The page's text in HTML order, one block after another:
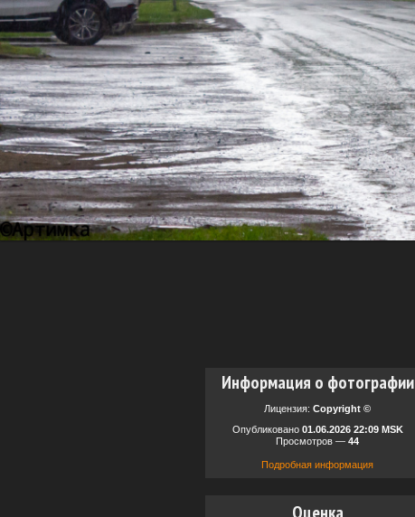
Информация о фотографии
Лицензия: Copyright ©
Опубликовано 01.06.2026 22:09 MSK
Просмотров — 44
Подробная информация